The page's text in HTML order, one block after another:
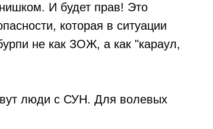
И будет прав! Это
которая в ситуации
не как ЗОЖ, а как "караул,
люди с СУН. Для волевых